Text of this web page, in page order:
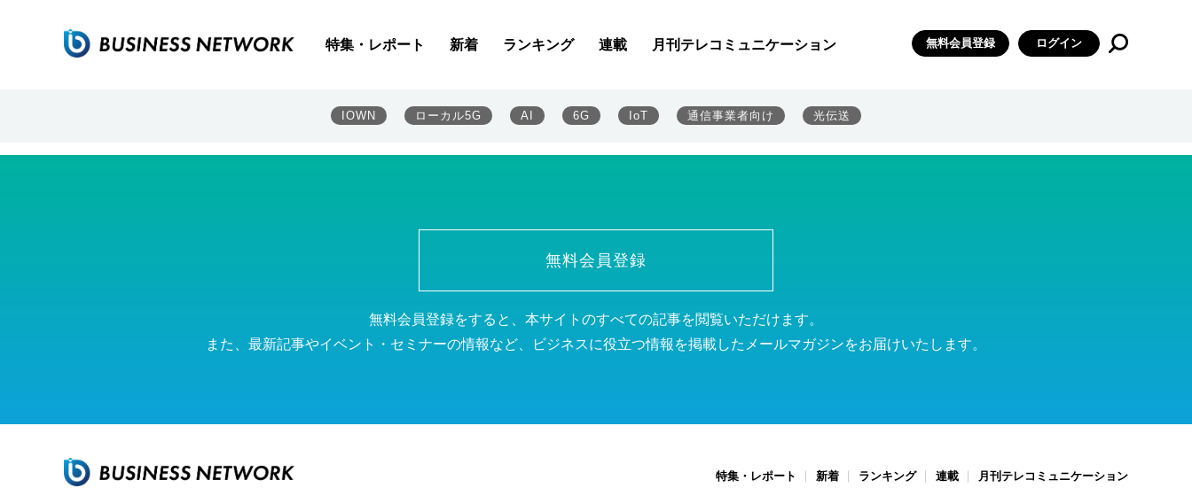
特集・レポート 新着 ランキング 連載 月刊テレコミュニケーション 無料会員登録 ログイン
IOWN ローカル5G AI 6G IoT 通信事業者向け 光伝送
無料会員登録
無料会員登録をすると、本サイトのすべての記事を閲覧いただけます。
また、最新記事やイベント・セミナーの情報など、ビジネスに役立つ情報を掲載したメールマガジンをお届けいたします。
特集・レポート 新着 ランキング 連載 月刊テレコミュニケーション